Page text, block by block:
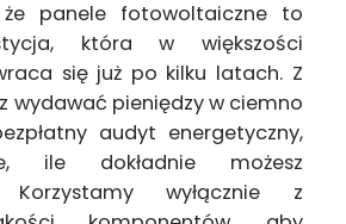
że panele fotowoltaiczne to
która w większości
się już po kilku latach. Z
wydawać pieniędzy w ciemno
audyt energetyczny,
ile dokładnie możesz
Korzystamy wyłącznie z